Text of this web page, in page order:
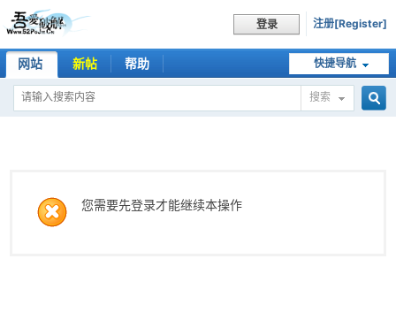
登录 注册[Register]
快捷导航
网站 新帖 帮助
搜索
您需要先登录才能继续本操作